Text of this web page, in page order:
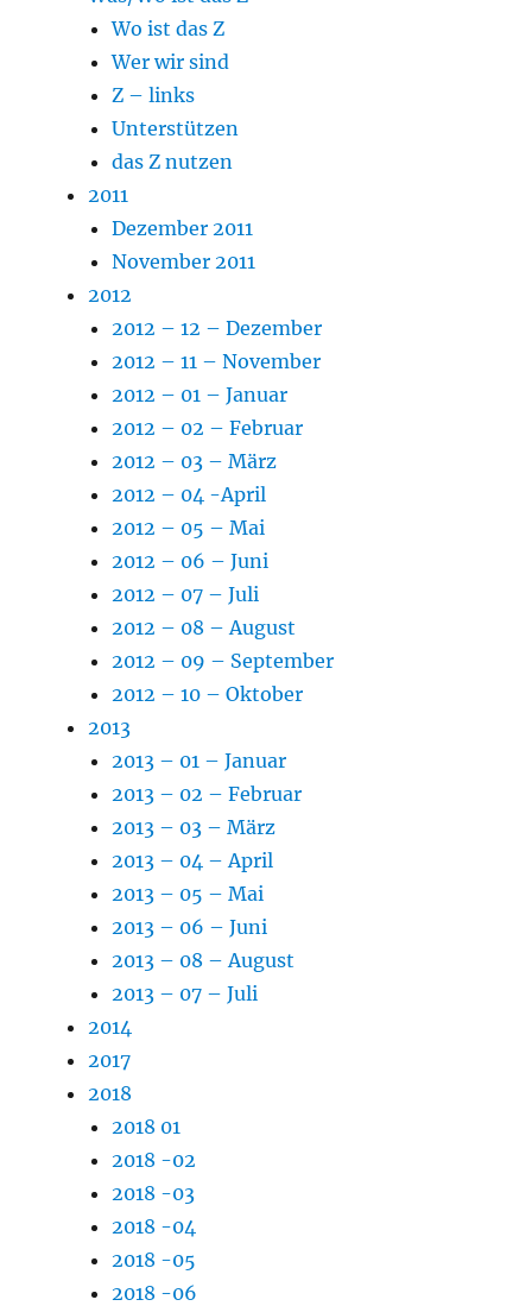
Wo ist das Z
Wer wir sind
Z – links
Unterstützen
das Z nutzen
2011
Dezember 2011
November 2011
2012
2012 – 12 – Dezember
2012 – 11 – November
2012 – 01 – Januar
2012 – 02 – Februar
2012 – 03 – März
2012 – 04 -April
2012 – 05 – Mai
2012 – 06 – Juni
2012 – 07 – Juli
2012 – 08 – August
2012 – 09 – September
2012 – 10 – Oktober
2013
2013 – 01 – Januar
2013 – 02 – Februar
2013 – 03 – März
2013 – 04 – April
2013 – 05 – Mai
2013 – 06 – Juni
2013 – 08 – August
2013 – 07 – Juli
2014
2017
2018
2018 01
2018 -02
2018 -03
2018 -04
2018 -05
2018 -06